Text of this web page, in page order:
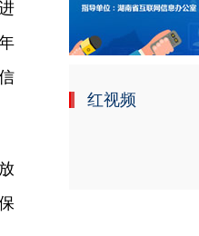
红视频